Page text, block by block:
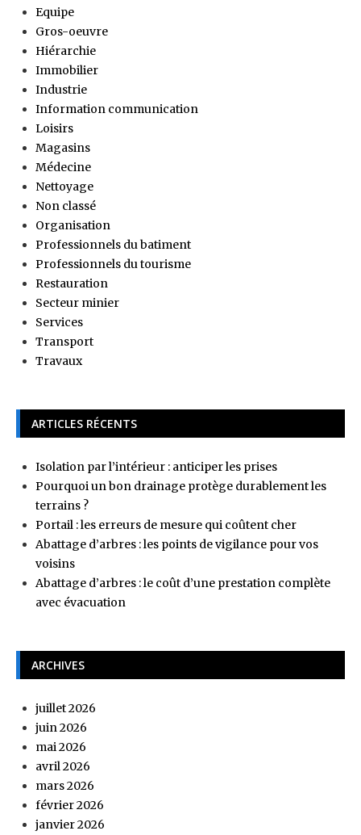
Equipe
Gros-oeuvre
Hiérarchie
Immobilier
Industrie
Information communication
Loisirs
Magasins
Médecine
Nettoyage
Non classé
Organisation
Professionnels du batiment
Professionnels du tourisme
Restauration
Secteur minier
Services
Transport
Travaux
ARTICLES RÉCENTS
Isolation par l’intérieur : anticiper les prises
Pourquoi un bon drainage protège durablement les
terrains ?
Portail : les erreurs de mesure qui coûtent cher
Abattage d’arbres : les points de vigilance pour vos
voisins
Abattage d’arbres : le coût d’une prestation complète
avec évacuation
ARCHIVES
juillet 2026
juin 2026
mai 2026
avril 2026
mars 2026
février 2026
janvier 2026